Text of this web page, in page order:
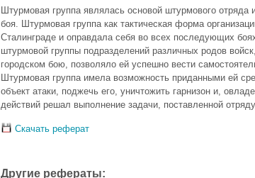
Штурмовая группа являлась основой штурмового
боя. Штурмовая группа как тактическая форма
Сталинграде и оправдала себя во всех последующих
штурмовой группы подразделений различных родов
городском бою, позволяло ей успешно вести
Штурмовая группа имела возможность приданными ей
объект атаки, поджечь его, уничтожить гарнизон и,
действий решал выполнение задачи, поставленной
Скачать реферат
Другие рефераты: